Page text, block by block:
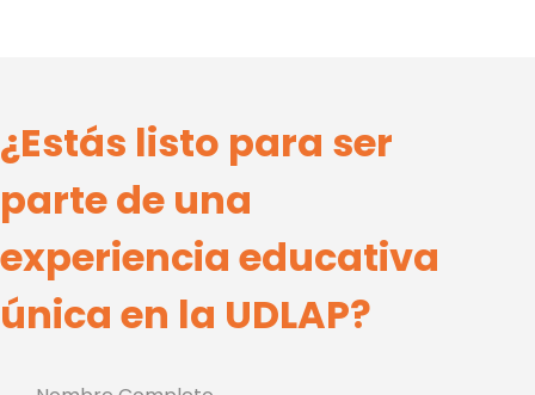
¿Estás listo para ser
parte de una
experiencia educativa
única en la UDLAP?